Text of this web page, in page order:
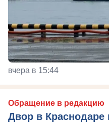
вчера в 15:44
Обращение в редакцию
Двор в Краснодаре